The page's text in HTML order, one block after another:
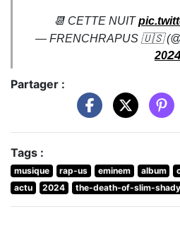
📆 CETTE NUIT
— FRENCHRAPUS 🇺🇸
20
Partager :
Tags :
musique rap-us eminem album
actu
2024 the-death-of-slim-shady